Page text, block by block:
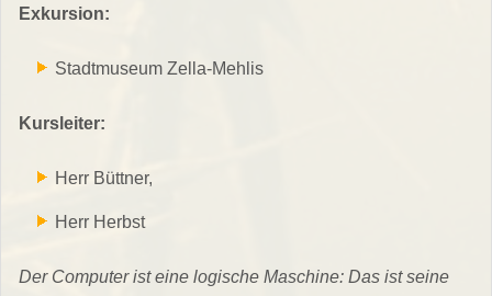
Exkursion:
Stadtmuseum Zella-Mehlis
Kursleiter:
Herr Büttner,
Herr Herbst
Der Computer ist eine logische Maschine: Das ist seine